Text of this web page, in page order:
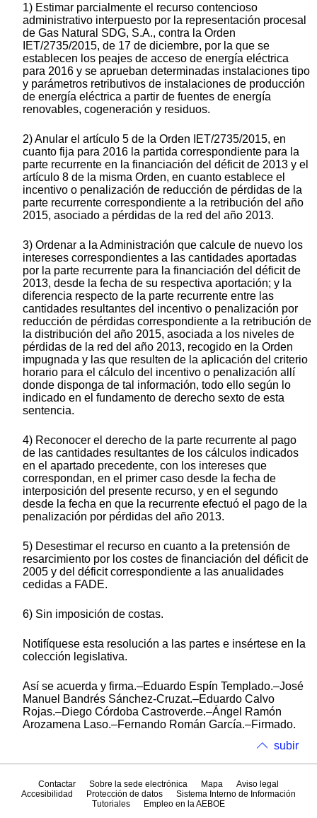
1) Estimar parcialmente el recurso contencioso
administrativo interpuesto por la representación procesal
de Gas Natural SDG, S.A., contra la Orden
IET/2735/2015, de 17 de diciembre, por la que se
establecen los peajes de acceso de energía eléctrica
para 2016 y se aprueban determinadas instalaciones tipo
y parámetros retributivos de instalaciones de producción
de energía eléctrica a partir de fuentes de energía
renovables, cogeneración y residuos.
2) Anular el artículo 5 de la Orden IET/2735/2015, en
cuanto fija para 2016 la partida correspondiente para la
parte recurrente en la financiación del déficit de 2013 y el
artículo 8 de la misma Orden, en cuanto establece el
incentivo o penalización de reducción de pérdidas de la
parte recurrente correspondiente a la retribución del año
2015, asociado a pérdidas de la red del año 2013.
3) Ordenar a la Administración que calcule de nuevo los
intereses correspondientes a las cantidades aportadas
por la parte recurrente para la financiación del déficit de
2013, desde la fecha de su respectiva aportación; y la
diferencia respecto de la parte recurrente entre las
cantidades resultantes del incentivo o penalización por
reducción de pérdidas correspondiente a la retribución de
la distribución del año 2015, asociada a los niveles de
pérdidas de la red del año 2013, recogido en la Orden
impugnada y las que resulten de la aplicación del criterio
horario para el cálculo del incentivo o penalización allí
donde disponga de tal información, todo ello según lo
indicado en el fundamento de derecho sexto de esta
sentencia.
4) Reconocer el derecho de la parte recurrente al pago
de las cantidades resultantes de los cálculos indicados
en el apartado precedente, con los intereses que
correspondan, en el primer caso desde la fecha de
interposición del presente recurso, y en el segundo
desde la fecha en que la recurrente efectuó el pago de la
penalización por pérdidas del año 2013.
5) Desestimar el recurso en cuanto a la pretensión de
resarcimiento por los costes de financiación del déficit de
2005 y del déficit correspondiente a las anualidades
cedidas a FADE.
6) Sin imposición de costas.
Notifíquese esta resolución a las partes e insértese en la
colección legislativa.
Así se acuerda y firma.–Eduardo Espín Templado.–José
Manuel Bandrés Sánchez-Cruzat.–Eduardo Calvo
Rojas.–Diego Córdoba Castroverde.–Ángel Ramón
Arozamena Laso.–Fernando Román García.–Firmado.
subir
Contactar Sobre la sede electrónica Mapa
Aviso legal
Accesibilidad
Protección de datos
Sistema Interno de Información
Tutoriales
Empleo en la AEBOE